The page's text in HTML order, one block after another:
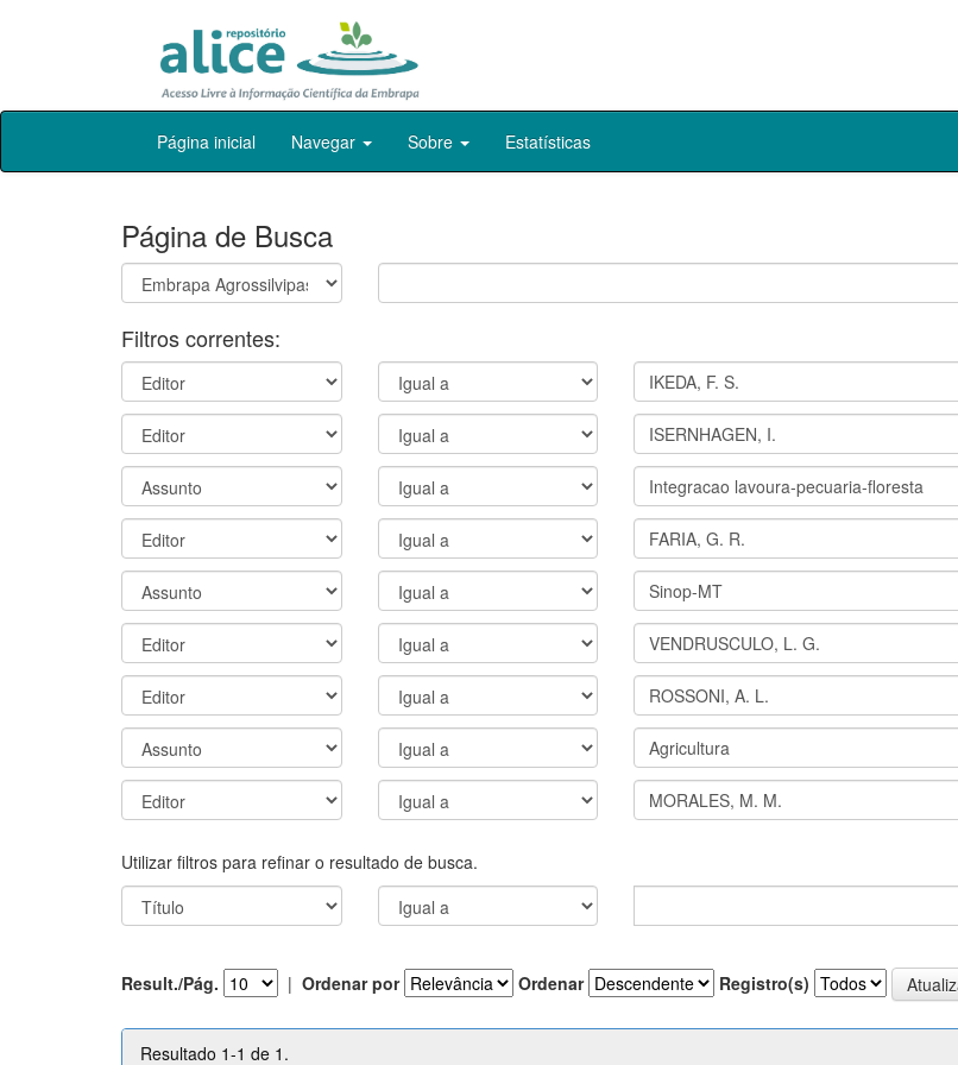
Skip
Página inicial Navegar Sobre Estatísticas
Página de Busca
Filtros correntes:
Utilizar filtros para refinar o resultado de busca.
Result./Pág. | Ordenar por Ordenar Registro(s)
Resultado 1-1 de 1.